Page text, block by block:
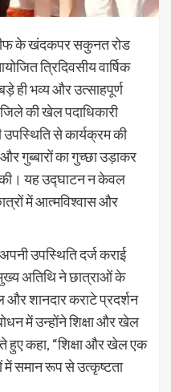
के खंदकपर सकुनत रोड
त्रिदिवसीय वार्षिक
ही भव्य और उत्साहपूर्ण
की खेल पदाधिकारी
उपस्थिति से कार्यक्रम की
गुब्बारों का गुच्छा उड़ाकर
यह उद्घाटन न केवल
में आत्मविश्वास और
उपस्थिति दर्ज कराई
अतिथि ने छात्राओं के
और शानदार कराटे प्रदर्शन
में उन्होंने शिक्षा और खेल
हुए कहा, “शिक्षा और खेल एक
में समान रूप से उत्कृष्टता